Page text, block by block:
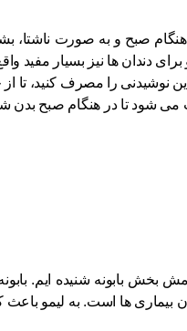
صبح و به صورت ناشتا،
دندان ها نیز بسیار مفید
نوشیدنی را مصرف کنید، تا
شود تا در هنگام صبح بدن
بخش بابونه شنیده ‌ایم.
ها است. به لیمو